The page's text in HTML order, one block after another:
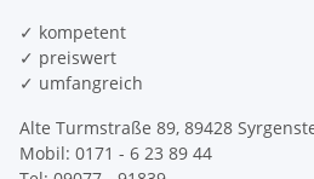
✓ kompetent
✓ preiswert
✓ umfangreich
Alte Turmstraße 89, 89428
Mobil: 0171 - 6 23 89 44